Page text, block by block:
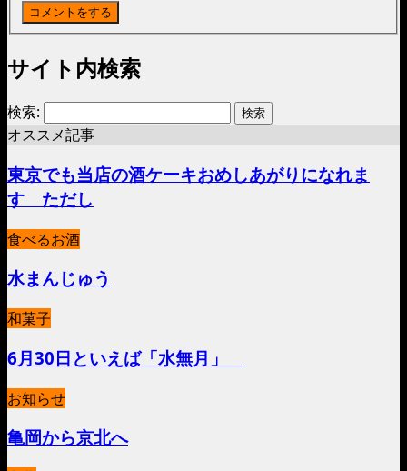
サイト内検索
検索:
オススメ記事
東京でも当店の酒ケーキおめしあがりになれま
す ただし
食べるお酒
水まんじゅう
和菓子
6月30日といえば「水無月」
お知らせ
亀岡から京北へ